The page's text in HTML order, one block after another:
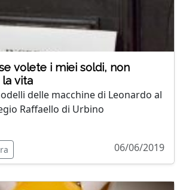
volete i miei soldi, non
vita
delle macchine di Leonardo al
Raffaello di Urbino
06/06/2019